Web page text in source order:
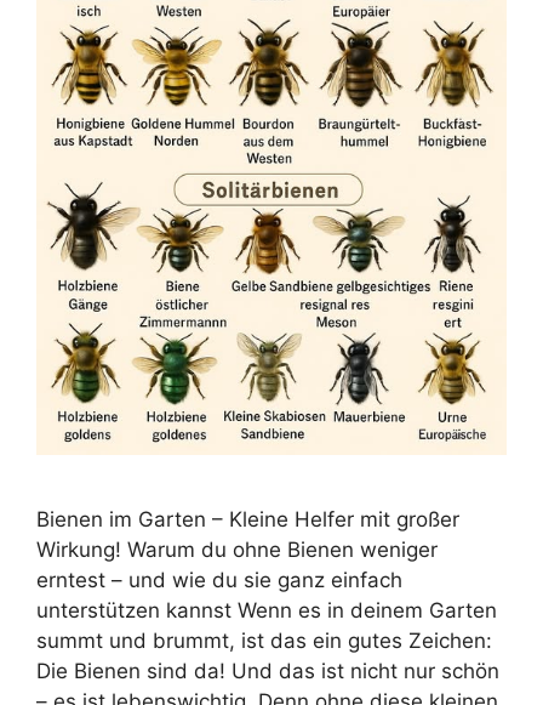
Bienen im Garten – Kleine Helfer mit großer
Wirkung! Warum du ohne Bienen weniger
erntest – und wie du sie ganz einfach
unterstützen kannst Wenn es in deinem Garten
summt und brummt, ist das ein gutes Zeichen:
Die Bienen sind da! Und das ist nicht nur schön